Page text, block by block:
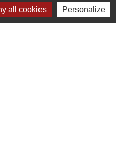
all cookies Personalize